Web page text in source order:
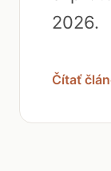
2026.
Čítať